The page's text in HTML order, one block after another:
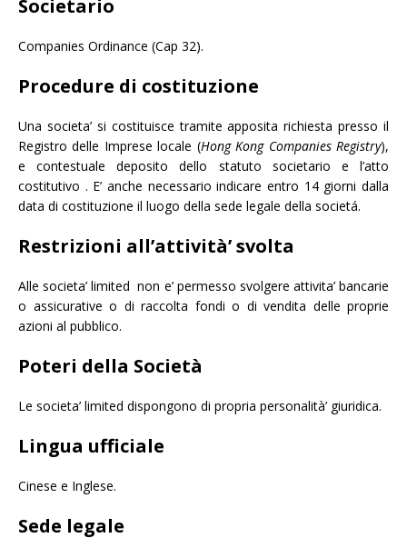
Societario
Companies Ordinance (Cap 32).
Procedure di costituzione
Una societa’ si costituisce tramite apposita richiesta presso il
Registro delle Imprese locale (Hong Kong Companies Registry),
e contestuale deposito dello statuto societario e l’atto
costitutivo . E’ anche necessario indicare entro 14 giorni dalla
data di costituzione il luogo della sede legale della societá.
Restrizioni all’attività’ svolta
Alle societa’ limited non e’ permesso svolgere attivita’ bancarie
o assicurative o di raccolta fondi o di vendita delle proprie
azioni al pubblico.
Poteri della Società
Le societa’ limited dispongono di propria personalità’ giuridica.
Lingua ufficiale
Cinese e Inglese.
Sede legale